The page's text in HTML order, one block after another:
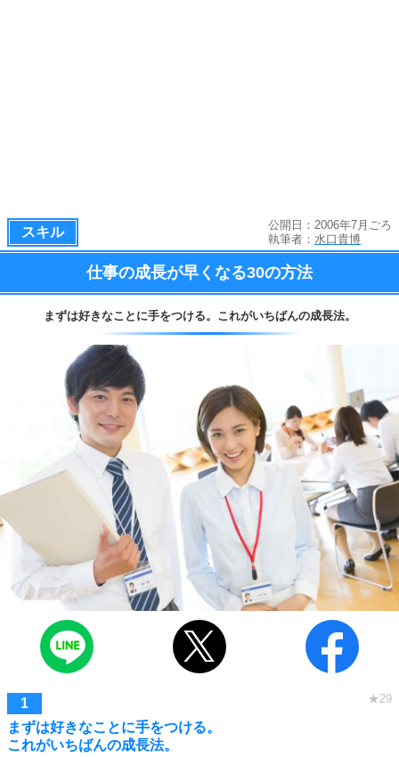
スキル
公開日：2006年7月ごろ
執筆者： 水口貴博
仕事の成長が早くなる30の方法
まずは好きなことに手をつける。 これがいちばんの成長法。
まずは好きなことに手をつける。
これがいちばんの成長法。